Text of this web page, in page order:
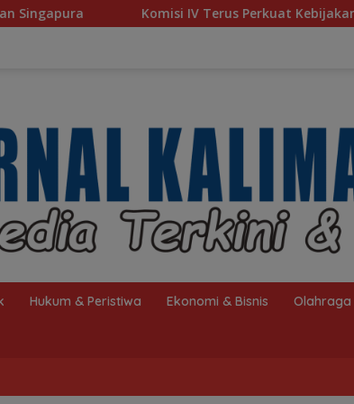
IV Terus Perkuat Kebijakan Kesejahteraan Rakyat
Hukum & Peristiwa Ekonomi & Bisnis Olahraga